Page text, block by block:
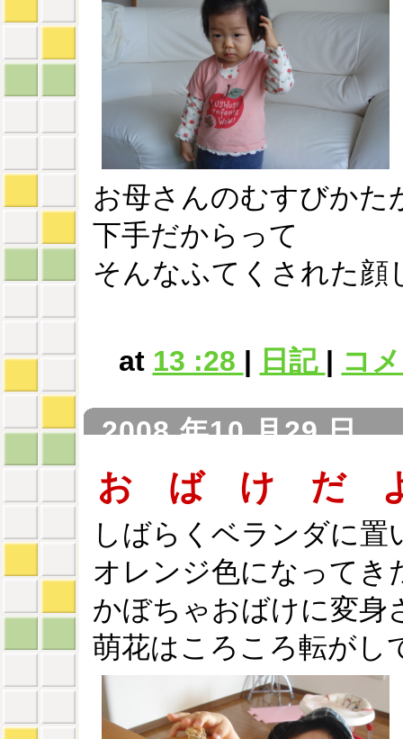
お母さんのむすびかた
下手だからって
そんなふてくされた顔
at 13 :28 | 日記 | コ
2008 年10 月29 日
お ば け だ
しばらくベランダに
オレンジ色になってき
かぼちゃおばけに変身
萌花はころころ転が